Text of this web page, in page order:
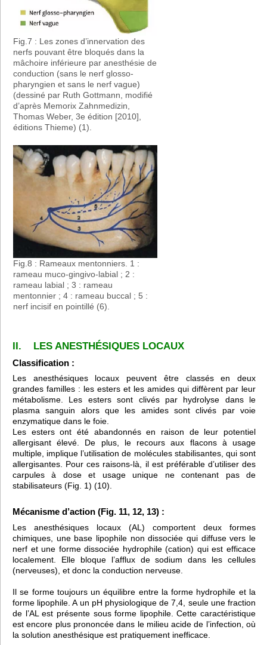
Fig.7 : Les zones d’innervation des
nerfs pouvant être bloqués dans la
mâchoire inférieure par anesthésie de
conduction (sans le nerf glosso-
pharyngien et sans le nerf vague)
(dessiné par Ruth Gottmann, modifié
d’après Memorix Zahnmedizin,
Thomas Weber, 3e édition [2010],
éditions Thieme) (1).
Fig.8 : Rameaux mentonniers. 1 :
rameau muco-gingivo-labial ; 2 :
rameau labial ; 3 : rameau
mentonnier ; 4 : rameau buccal ; 5 :
nerf incisif en pointillé (6).
II. LES ANESTHÉSIQUES LOCAUX
Classification :
Les anesthésiques locaux peuvent être classés en deux
grandes familles : les esters et les amides qui diffèrent par leur
métabolisme. Les esters sont clivés par hydrolyse dans le
plasma sanguin alors que les amides sont clivés par voie
enzymatique dans le foie.
Les esters ont été abandonnés en raison de leur potentiel
allergisant élevé. De plus, le recours aux flacons à usage
multiple, implique l’utilisation de molécules stabilisantes, qui sont
allergisantes. Pour ces raisons-là, il est préférable d’utiliser des
carpules à dose et usage unique ne contenant pas de
stabilisateurs (Fig. 1) (10).
Mécanisme d’action (Fig. 11, 12, 13) :
Les anesthésiques locaux (AL) comportent deux formes
chimiques, une base lipophile non dissociée qui diffuse vers le
nerf et une forme dissociée hydrophile (cation) qui est efficace
localement. Elle bloque l’afflux de sodium dans les cellules
(nerveuses), et donc la conduction nerveuse.
Il se forme toujours un équilibre entre la forme hydrophile et la
forme lipophile. A un pH physiologique de 7,4, seule une fraction
de l’AL est présente sous forme lipophile. Cette caractéristique
est encore plus prononcée dans le milieu acide de l’infection, où
la solution anesthésique est pratiquement inefficace.